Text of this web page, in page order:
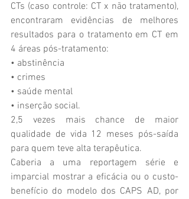
CTs (caso controle: CT x não tratamento),
encontraram evidências de melhores
resultados para o tratamento em CT em
4 áreas pós-tratamento:
• abstinência
• crimes
• saúde mental
• inserção social.
2,5 vezes mais chance de maior
qualidade de vida 12 meses pós-saída
para quem teve alta terapêutica.
Caberia a uma reportagem série e
imparcial mostrar a eficácia ou o custo-
benefício do modelo dos CAPS AD, por